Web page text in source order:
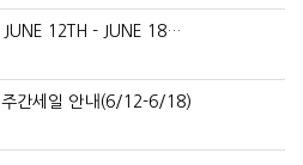
JUNE 12TH - JUNE 18…
주간세일 안내(6/12-6/18)